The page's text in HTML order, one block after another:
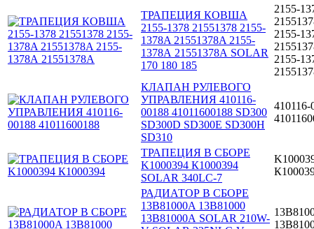
ТРАПЕЦИЯ КОВША
2155-1378 21551378 2155-
1378A 21551378A 2155-
1378А 21551378А SOLAR
170 180 185
2155-
2155-
2155-
КЛАПАН РУЛЕВОГО
УПРАВЛЕНИЯ 410116-
00188 41011600188 SD300
SD300D SD300E SD300H
SD310
410116-
ТРАПЕЦИЯ В СБОРЕ
K1000394 К1000394
SOLAR 340LC-7
РАДИАТОР В СБОРЕ
13B81000A 13B81000
13В81000А SOLAR 210W-